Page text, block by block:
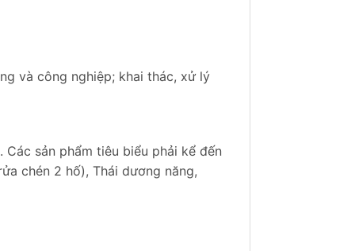
và công nghiệp; khai thác, xử lý
sản phẩm tiêu biểu phải kể đến
chén 2 hố), Thái dương năng,